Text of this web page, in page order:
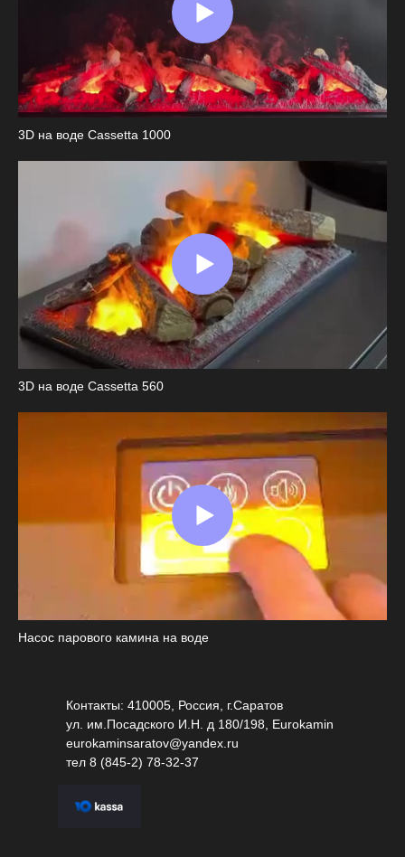
3D на воде Cassetta 1000
3D на воде Cassetta 560
Насос парового камина на воде
Контакты: 410005, Россия, г.Саратов
ул. им.Посадского И.Н. д 180/198, Eurokamin
eurokaminsaratov@yandex.ru
тел 8 (845-2) 78-32-37